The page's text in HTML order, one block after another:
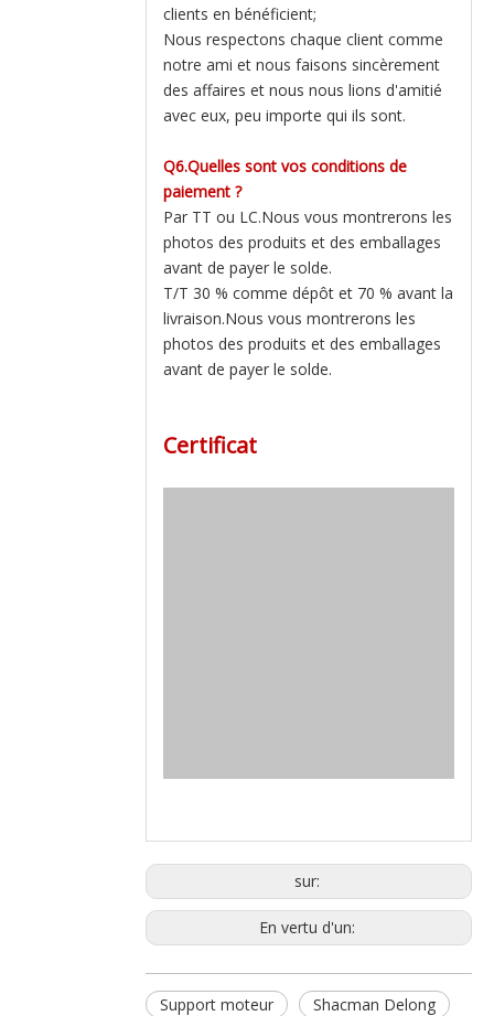
clients en bénéficient;
Nous respectons chaque client comme
notre ami et nous faisons sincèrement
des affaires et nous nous lions d'amitié
avec eux, peu importe qui ils sont.
Q6.Quelles sont vos conditions de
paiement ?
Par TT ou LC.Nous vous montrerons les
photos des produits et des emballages
avant de payer le solde.
T/T 30 % comme dépôt et 70 % avant la
livraison.Nous vous montrerons les
photos des produits et des emballages
avant de payer le solde.
Certificat
sur:
En vertu d'un:
Support moteur
Shacman Delong